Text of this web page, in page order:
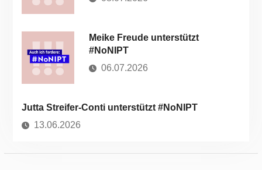
Meike Freude unterstützt
#NoNIPT
06.07.2026
Jutta Streifer-Conti unterstützt #NoNIPT
13.06.2026